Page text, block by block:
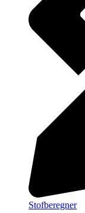
Stofberegner